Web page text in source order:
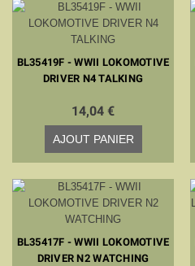
BL35419F - WWII LOKOMOTIVE
DRIVER N4 TALKING
14,04 €
AJOUT PANIER
BL35417F - WWII LOKOMOTIVE
DRIVER N2 WATCHING